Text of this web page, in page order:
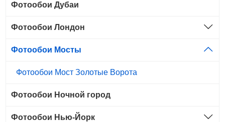
Фотообои Дубаи
Фотообои Лондон
Фотообои Мосты
Фотообои Мост Золотые Ворота
Фотообои Ночной город
Фотообои Нью-Йорк